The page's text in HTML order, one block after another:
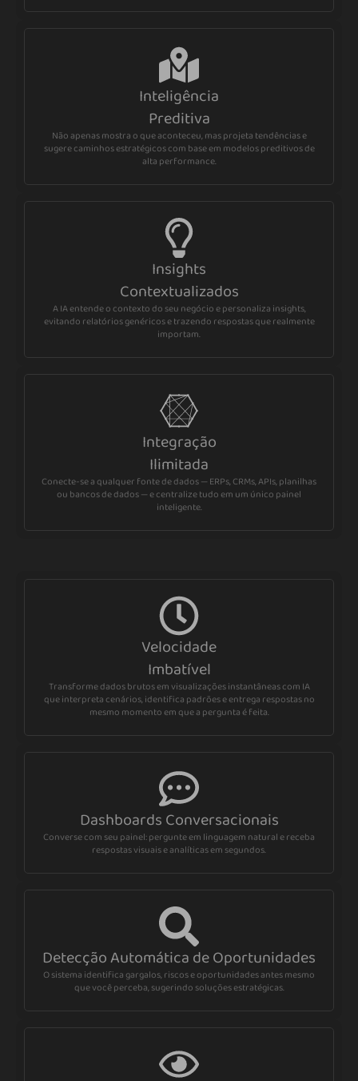
Inteligência
Preditiva
Não apenas mostra o que aconteceu, mas projeta tendências e
sugere caminhos estratégicos com base em modelos preditivos de
alta performance.
Insights
Contextualizados
A IA entende o contexto do seu negócio e personaliza insights,
evitando relatórios genéricos e trazendo respostas que realmente
importam.
Integração
Ilimitada
Conecte-se a qualquer fonte de dados — ERPs, CRMs, APIs, planilhas
ou bancos de dados — e centralize tudo em um único painel
inteligente.
Velocidade
Imbatível
Transforme dados brutos em visualizações instantâneas com IA
que interpreta cenários, identifica padrões e entrega respostas no
mesmo momento em que a pergunta é feita.
Dashboards Conversacionais
Converse com seu painel: pergunte em linguagem natural e receba
respostas visuais e analíticas em segundos.
Detecção Automática de Oportunidades
O sistema identifica gargalos, riscos e oportunidades antes mesmo
que você perceba, sugerindo soluções estratégicas.